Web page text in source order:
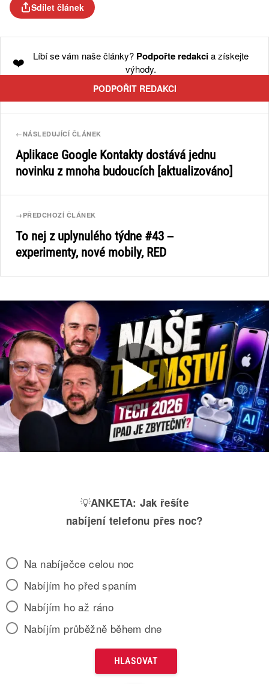
Sdílet článek
❤️ Líbí se vám naše články? Podpořte redakcia získejte
výhody.
PODPOŘIT REDAKCI
←NÁSLEDUJÍCÍ ČLÁNEK
Aplikace Google Kontakty dostává jednu
novinku z mnoha budoucích [aktualizováno]
→ PŘEDCHOZÍ ČLÁNEK
To nej z uplynulého týdne #43 –
experimenty, nové mobily, RED
💡ANKETA: Jak řešíte
nabíjení telefonu přes noc?
Na nabíječce celou noc
Nabíjím ho před spaním
Nabíjím ho až ráno
Nabíjím průběžně během dne